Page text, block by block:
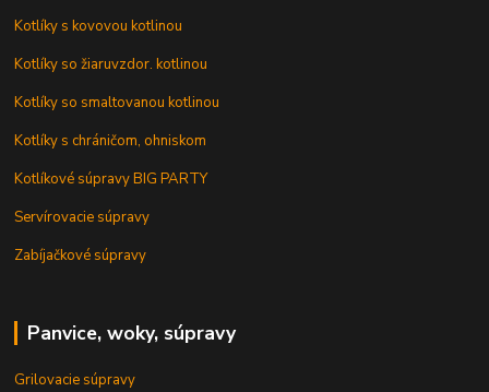
Kotlíky s kovovou kotlinou
Kotlíky so žiaruvzdor. kotlinou
Kotlíky so smaltovanou kotlinou
Kotlíky s chráničom, ohniskom
Kotlíkové súpravy BIG PARTY
Servírovacie súpravy
Zabíjačkové súpravy
Panvice, woky, súpravy
Grilovacie súpravy